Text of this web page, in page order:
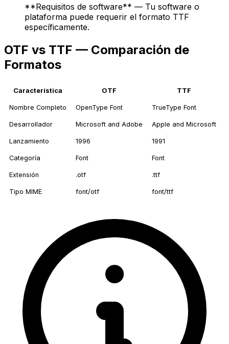
**Requisitos de software** — Tu software o
plataforma puede requerir el formato TTF
específicamente.
OTF vs TTF — Comparación de
Formatos
Característica OTF TTF
Nombre Completo OpenType Font TrueType Font
Desarrollador Microsoft and Adobe Apple and Microsoft
Lanzamiento 1996 1991
Categoría Font Font
Extensión .otf .ttf
Tipo MIME font/otf font/ttf